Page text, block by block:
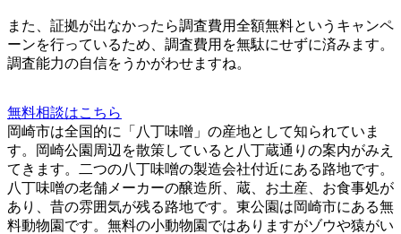
また、 証拠が出なかったら調査費用全額無料というキャンペ
ーンを行っているため、調査費用を無駄にせずに済みます。
調査能力の自信をうかがわせますね。
無料相談はこちら
岡崎市は全国的に「八丁味噌」の産地として知られていま
す。岡崎公園周辺を散策していると八丁蔵通りの案内がみえ
てきます。二つの八丁味噌の製造会社付近にある路地です。
八丁味噌の老舗メーカーの醸造所、蔵、お土産、お食事処が
あり、昔の雰囲気が残る路地です。東公園は岡崎市にある無
料動物園です。無料の小動物園ではありますがゾウや猿がい